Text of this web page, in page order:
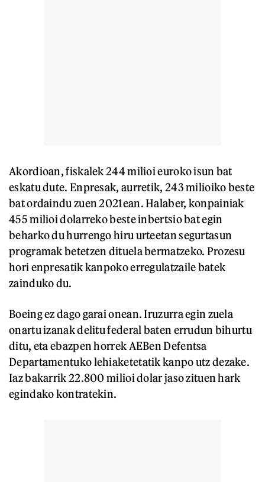
Akordioan, fiskalek 244 milioi euroko isun bat
eskatu dute. Enpresak, aurretik, 243 milioiko beste
bat ordaindu zuen 2021ean. Halaber, konpainiak
455 milioi dolarreko beste inbertsio bat egin
beharko du hurrengo hiru urteetan segurtasun
programak betetzen dituela bermatzeko. Prozesu
hori enpresatik kanpoko erregulatzaile batek
zainduko du.
Boeing ez dago garai onean. Iruzurra egin zuela
onartu izanak delitu federal baten errudun bihurtu
ditu, eta ebazpen horrek AEBen Defentsa
Departamentuko lehiaketetatik kanpo utz dezake.
Iaz bakarrik 22.800 milioi dolar jaso zituen hark
egindako kontratekin.